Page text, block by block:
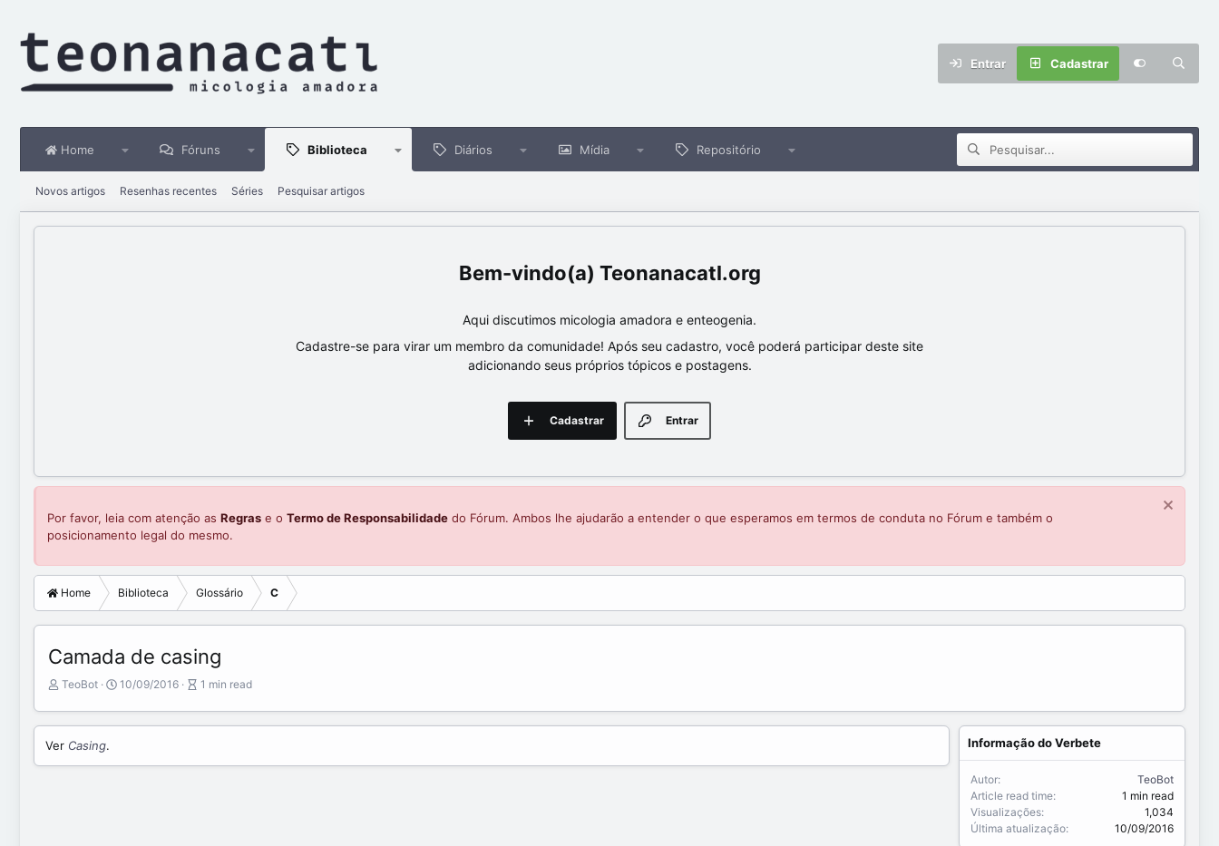
Entrar Cadastrar
Home Fóruns Biblioteca Diários Mídia Repositório
Novos artigos Resenhas recentes Séries Pesquisar artigos
Teonanacatl.org
Aqui discutimos micologia amadora e enteogenia.
Cadastre-se para virar um membro da comunidade! Após seu cadastro, você poderá participar deste site
adicionando seus próprios tópicos e postagens.
Entrar
Cadastrar
Por favor, leia com atenção as Regras e o Termo de Responsabilidade do Fórum. Ambos lhe ajudarão a entender o que esperamos em termos de conduta no Fórum e também o
posicionamento legal do mesmo.
Home Biblioteca Glossário C
Camada de casing
A
t
r
TeoBot
P
b
s
10/09/2016
A
t
l
1 min read
Ver Casing. Informação do Verbete
Autor
TeoBot
Article read time
1 min read
Visualizações
1,034
Última atualização
10/09/2016